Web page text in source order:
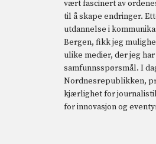
vært fascinert av
til å skape endringer.
utdannelse i
Bergen, fikk jeg
ulike medier, der jeg
samfunnsspørsmål. I
Nordnesrepublikken,
kjærlighet for
for innovasjon og